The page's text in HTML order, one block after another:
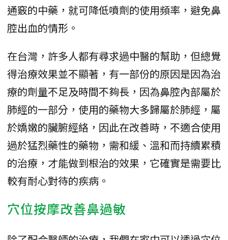
通竅的中藥，就可降低噴劑的使用頻率，避免鼻
腔出血的情形。
在台灣，許多人都有尋求過中醫的幫助，但總覺
得治療效果並不顯著，有一部份的原因是因為治
療的劑量不足及時間不夠長，因為鼻腔內部屬於
肺經的一部分，使用的藥物大多歸屬於肺經，屬
於嬌嫩的臟腑經絡，因此在改善時，不適合使用
過於猛烈藥性的藥物，需和緩、溫和而持續累積
的治療，才能做到根治的效果，它確實是需要比
較有耐心對待的疾病。
穴位按摩改善鼻過敏